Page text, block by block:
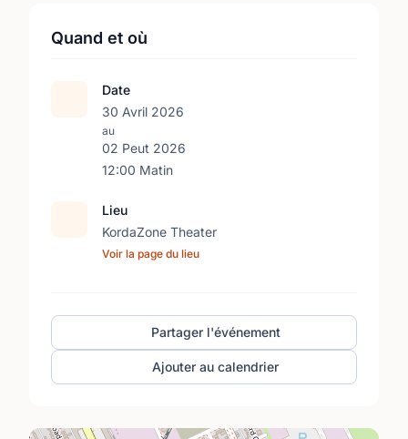
Quand et où
Date
30 Avril 2026
au
02 Peut 2026
12:00 Matin
Lieu
KordaZone Theater
Voir la page du lieu
Partager l'événement
Ajouter au calendrier